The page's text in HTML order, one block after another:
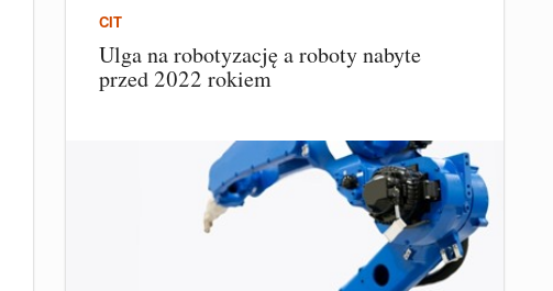
CIT
Ulga na robotyzację a roboty nabyte
przed 2022 rokiem